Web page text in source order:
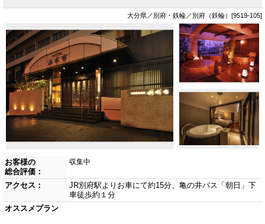
大分県／別府・鉄輪／別府（鉄輪）[9519-105]
お客様の
総合評価：
収集中
アクセス：
JR別府駅よりお車にて約15分、亀の井バス「朝日」下
車徒歩約１分
オススメプラン